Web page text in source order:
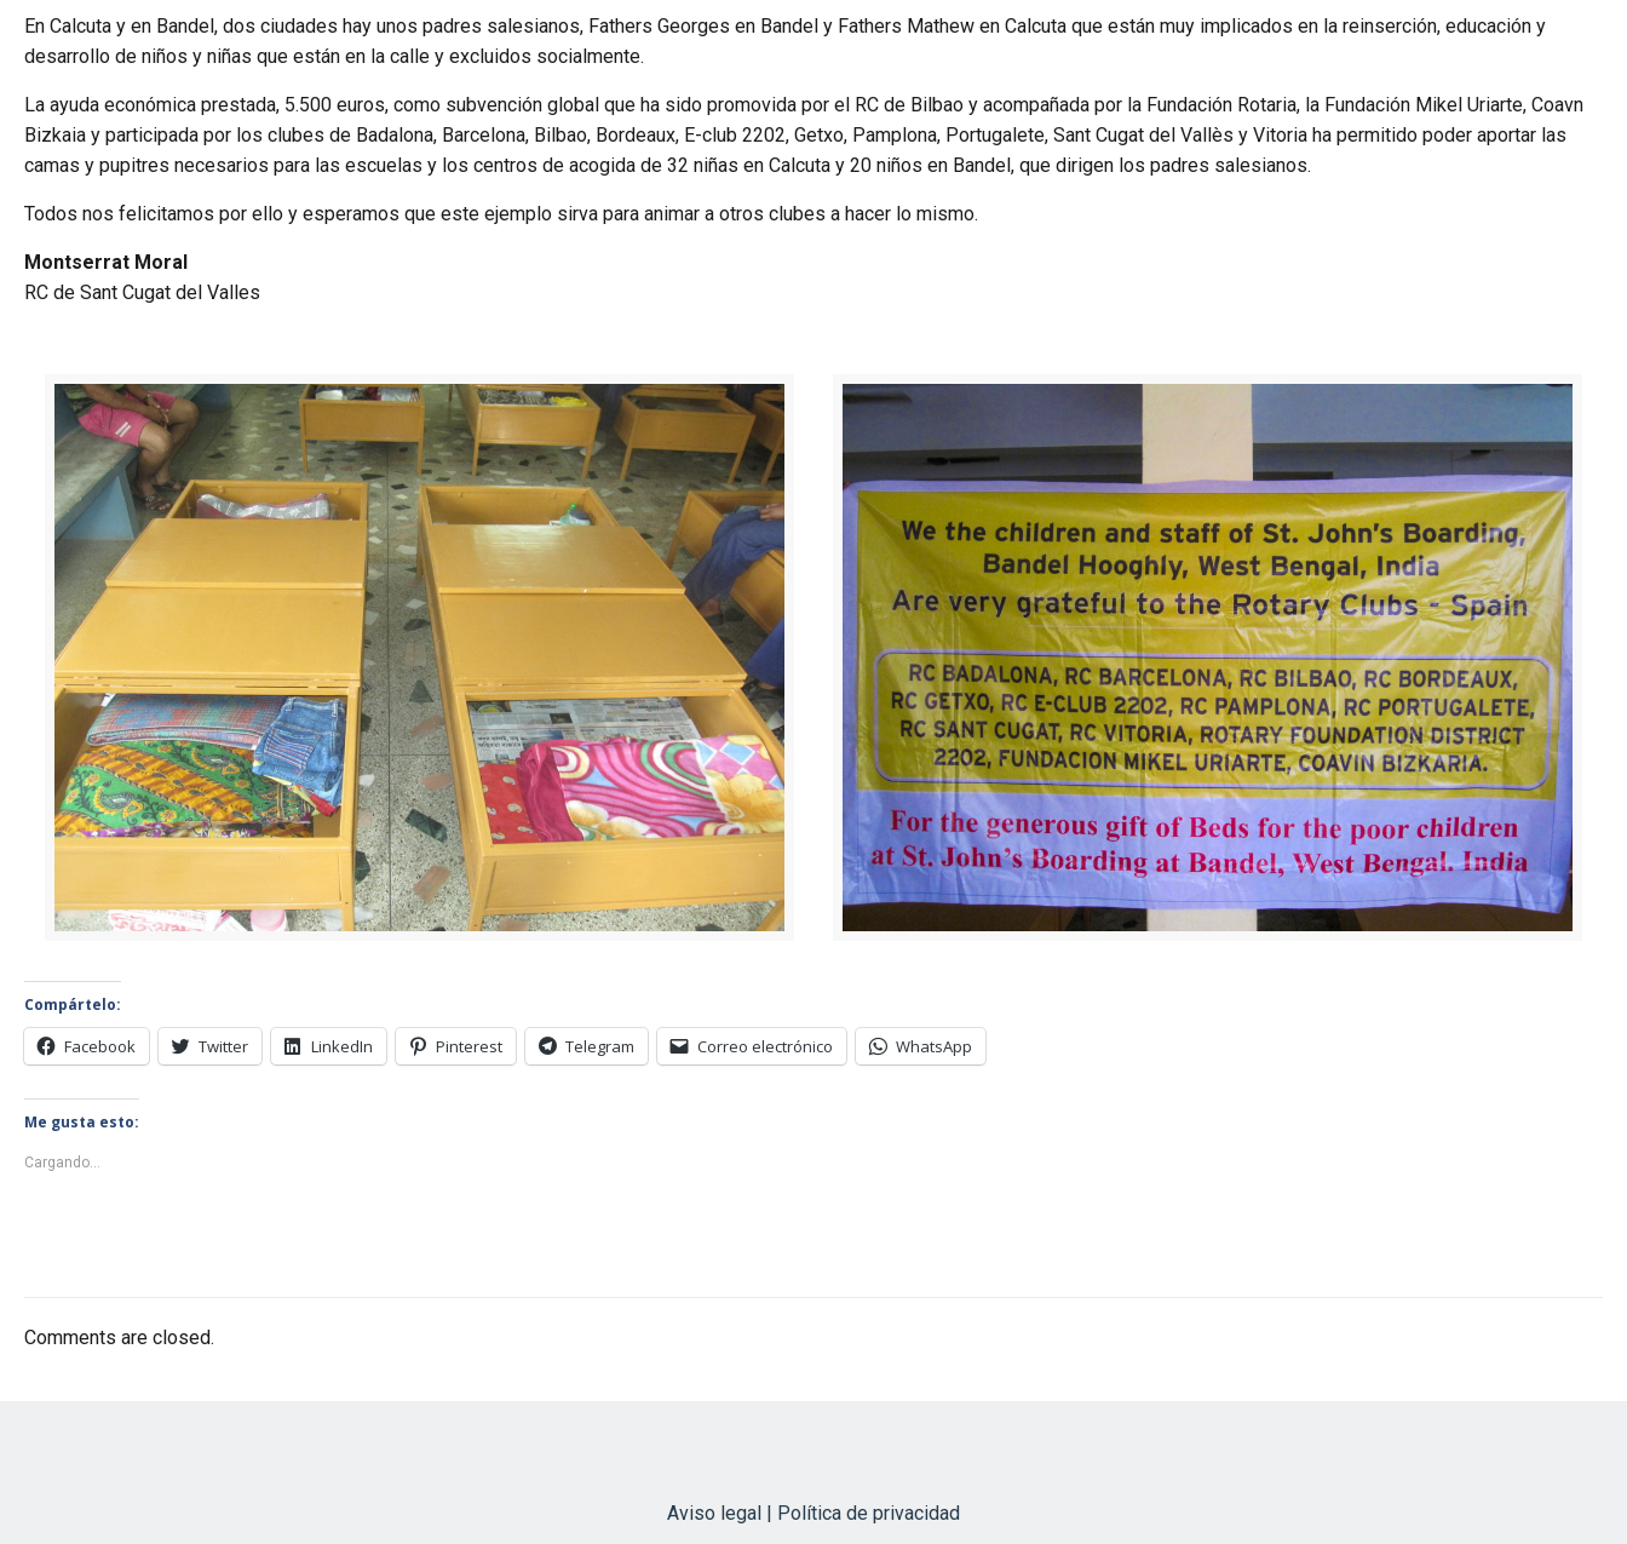
En Calcuta y en Bandel, dos ciudades hay unos padres salesianos, Fathers Georges en Bandel y Fathers Mathew en Calcuta que están muy implicados en la reinserción, educación y
desarrollo de niños y niñas que están en la calle y excluidos socialmente.
La ayuda económica prestada, 5.500 euros, como subvención global que ha sido promovida por el RC de Bilbao y acompañada por la Fundación Rotaria, la Fundación Mikel Uriarte, Coavn
Bizkaia y participada por los clubes de Badalona, Barcelona, Bilbao, Bordeaux, E-club 2202, Getxo, Pamplona, Portugalete, Sant Cugat del Vallès y Vitoria ha permitido poder aportar las
camas y pupitres necesarios para las escuelas y los centros de acogida de 32 niñas en Calcuta y 20 niños en Bandel, que dirigen los padres salesianos.
Todos nos felicitamos por ello y esperamos que este ejemplo sirva para animar a otros clubes a hacer lo mismo.
Montserrat Moral
RC de Sant Cugat del Valles
Compártelo:
Facebook Twitter LinkedIn Pinterest Telegram Correo electrónico WhatsApp
Me gusta esto:
Cargando...
Comments are closed.
Aviso legal | Política de privacidad